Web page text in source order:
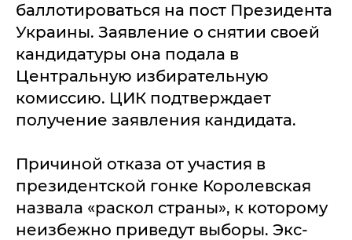
баллотироваться на пост Президента
Украины. Заявление о снятии своей
кандидатуры она подала в
Центральную избирательную
комиссию. ЦИК подтверждает
получение заявления кандидата.
Причиной отказа от участия в
президентской гонке Королевская
назвала «раскол страны», к которому
неизбежно приведут выборы. Экс-